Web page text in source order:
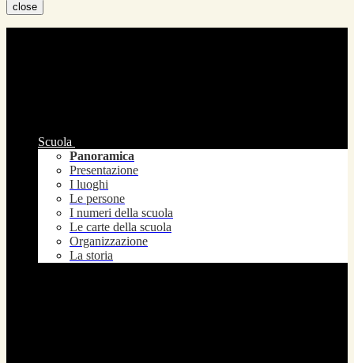
close
Scuola
Panoramica
Presentazione
I luoghi
Le persone
I numeri della scuola
Le carte della scuola
Organizzazione
La storia